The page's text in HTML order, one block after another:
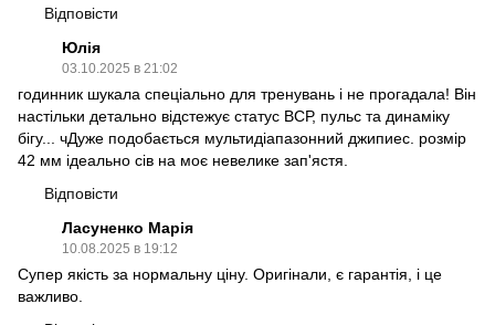
Відповісти
Юлія
03.10.2025 в 21:02
годинник шукала спеціально для тренувань і не прогадала! Він
настільки детально відстежує статус ВСР, пульс та динаміку
бігу... чДуже подобається мультидіапазонний джипиес. розмір
42 мм ідеально сів на моє невелике зап'ястя.
Відповісти
Ласуненко Марія
10.08.2025 в 19:12
Супер якість за нормальну ціну. Оригінали, є гарантія, і це
важливо.